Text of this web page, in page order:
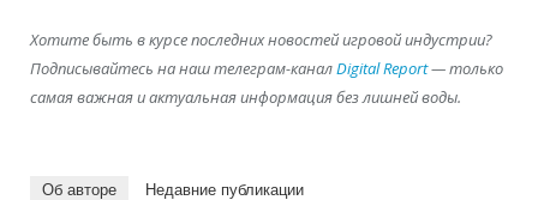
Хотите быть в курсе последних новостей игровой индустрии?
Подписывайтесь на наш телеграм-каналDigital Report— только
самая важная и актуальная информация без лишней воды.
Об авторе Недавние публикации